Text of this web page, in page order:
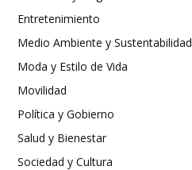
Entretenimiento
Medio Ambiente y Sustentabilidad
Moda y Estilo de Vida
Movilidad
Política y Gobierno
Salud y Bienestar
Sociedad y Cultura